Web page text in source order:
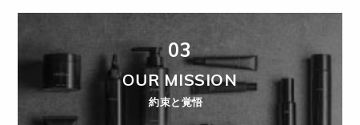
03
OUR MISSION
約束と覚悟